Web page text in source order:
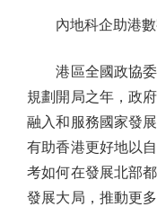
內地科企助港數
港區全國政協委
規劃開局之年，政
融入和服務國家發
有助香港更好地以
考如何在發展北部
發展大局，推動更